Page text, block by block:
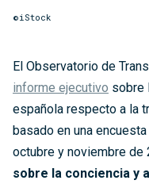
©iStock
El Observatorio de
informe ejecutivo sobre
española respecto a la
basado en una
octubre y noviembre de
sobre la conciencia y